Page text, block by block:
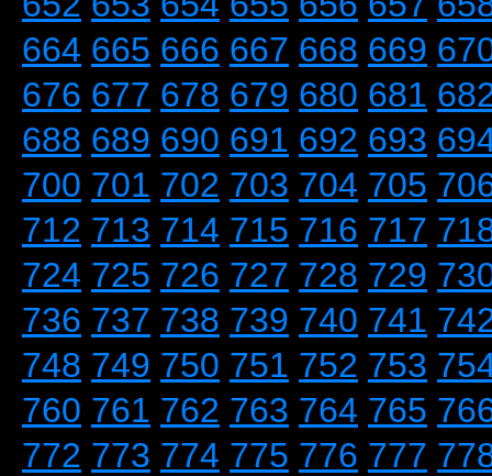
664 665 666 667 668 669
676 677 678 679 680 681
688 689 690 691 692 693
700 701 702 703 704 705
712 713 714 715 716 717
724 725 726 727 728 729
736 737 738 739 740 741
748 749 750 751 752 753
760 761 762 763 764 765
772 773 774 775 776 777